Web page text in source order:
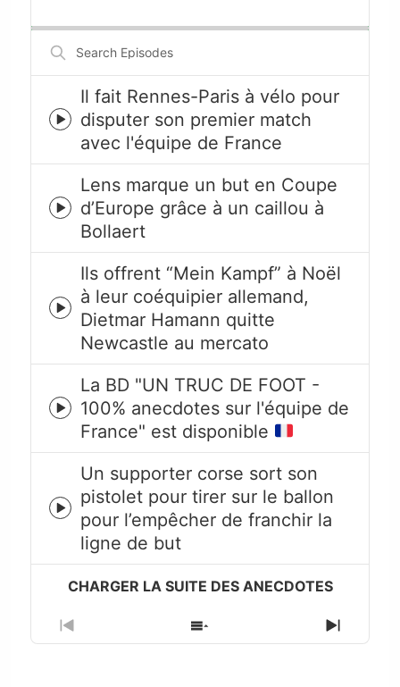
Search
Episodes
Episode
play
icon
Il fait Rennes-Paris à vélo pour
disputer son premier match
avec l'équipe de France
Episode
play
icon
Lens marque un but en Coupe
d’Europe grâce à un caillou à
Bollaert
Episode
play
icon
Ils offrent “Mein Kampf” à Noël
à leur coéquipier allemand,
Dietmar Hamann quitte
Newcastle au mercato
Episode
play
icon
La BD "UN TRUC DE FOOT -
100% anecdotes sur l'équipe de
France" est disponible
Episode
play
icon
Un supporter corse sort son
pistolet pour tirer sur le ballon
pour l’empêcher de franchir la
ligne de but
Previous
Episode
Show
Episodes
Next
Episode